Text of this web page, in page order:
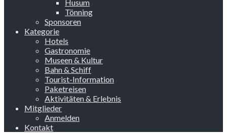
Husum
Tönning
Sponsoren
Kategorie
Hotels
Gastronomie
Museen & Kultur
Bahn & Schiff
Tourist-Information
Paketreisen
Aktivitäten & Erlebnis
Mitglieder
Anmelden
Kontakt